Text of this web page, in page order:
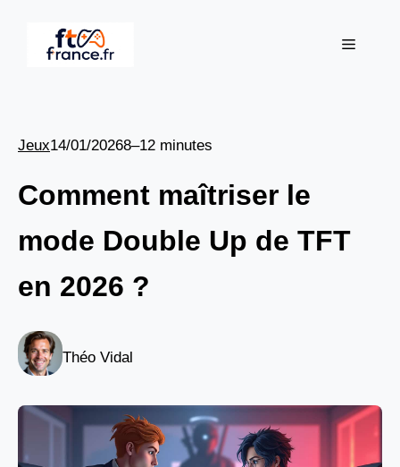
contenu
Menu
Jeux14/01/20268–12 minutes
Comment maîtriser le
mode Double Up de TFT
en 2026 ?
Théo Vidal